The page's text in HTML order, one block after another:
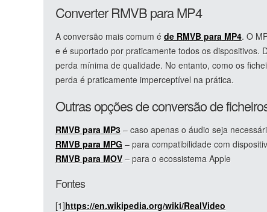
Converter RMVB para MP4
A conversão mais comum é de RMVB para MP4. O
e é suportado por praticamente todos os
perda mínima de qualidade. No entanto, como os
perda é praticamente imperceptível na prática.
Outras opções de conversão de
RMVB para MP3 – caso apenas o áudio seja
RMVB para MPG – para compatibilidade com
RMVB para MOV – para o ecossistema Apple
Fontes
[1]https://en.wikipedia.org/wiki/RealVideo